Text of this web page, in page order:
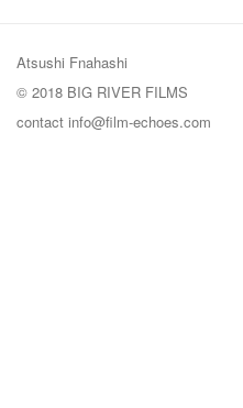
Atsushi Fnahashi
© 2018 BIG RIVER FILMS
contact info@film-echoes.com